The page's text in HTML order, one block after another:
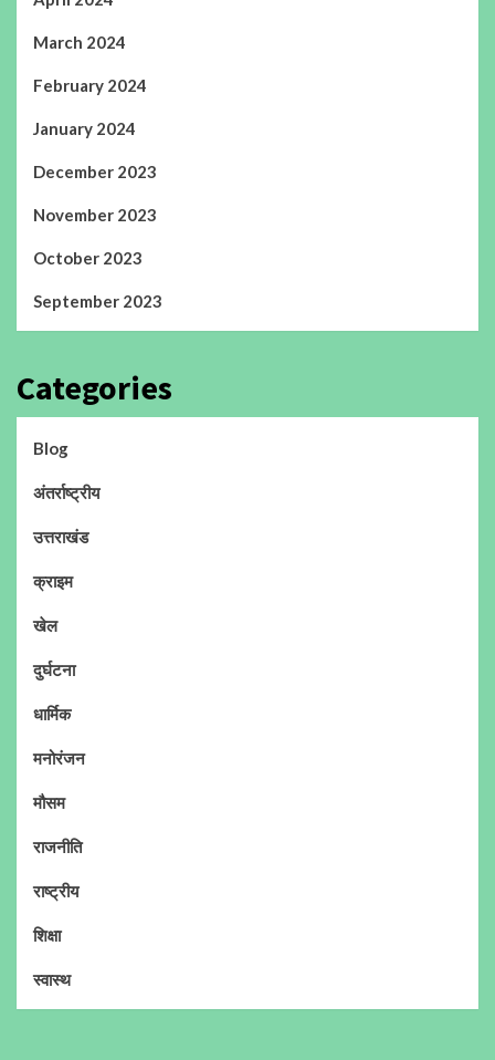
March 2024
February 2024
January 2024
December 2023
November 2023
October 2023
September 2023
Categories
Blog
अंतर्राष्ट्रीय
उत्तराखंड
क्राइम
खेल
दुर्घटना
धार्मिक
मनोरंजन
मौसम
राजनीति
राष्ट्रीय
शिक्षा
स्वास्थ